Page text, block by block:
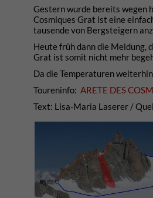
Gestern wurde bereits wegen
Cosmiques Grat ist eine
tausende von Bergsteigern
Heute früh dann die Meldung,
Grat ist somit nicht mehr
Da die Temperaturen
Toureninfo: ARETE DES
Text: Lisa-Maria Laserer /